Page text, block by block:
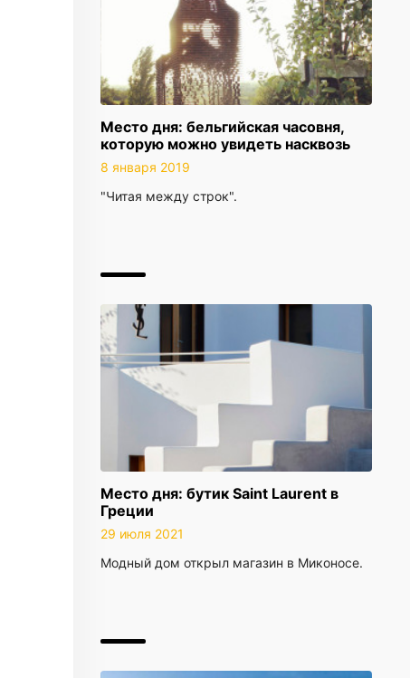
Место дня: бельгийская часовня,
которую можно увидеть насквозь
8 января 2019
"Читая между строк".
Место дня: бутик Saint Laurent в
Греции
29 июля 2021
Модный дом открыл магазин в Миконосе.